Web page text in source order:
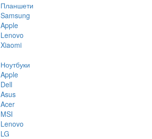
Планшети
Samsung
Apple
Lenovo
Xiaomi
Ноутбуки
Apple
Dell
Asus
Acer
MSI
Lenovo
LG